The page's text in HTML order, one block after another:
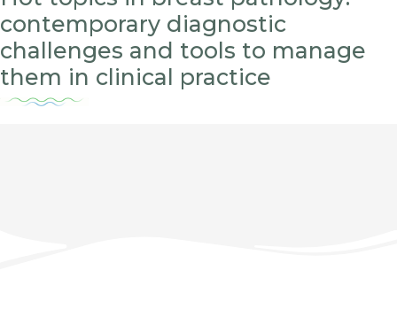
contemporary diagnostic
challenges and tools to manage
them in clinical practice